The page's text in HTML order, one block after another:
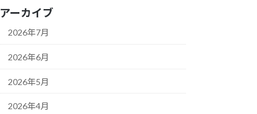
アーカイブ
2026年7月
2026年6月
2026年5月
2026年4月